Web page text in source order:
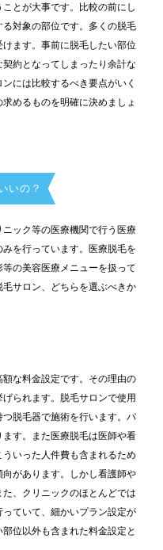
とが大事です。比較の前にし
対象の部位です。多くの脱毛
ます。事前に脱毛したい部位
約となってしまったり余計な
には比較するべき要点がいく
めるものを明確に決めましょ
いの？
ック等の医療機関で行う医療
を行っています。医療脱毛を
の美容医療メニューを扱って
サロン、どちらを選ぶべきか
な料金設定です。その理由の
られます。脱毛サロンで使用
脱毛器で施術を行います。パ
す。また医療脱毛は医師や看
いった人件費も含まれるため
があります。しかし看護師や
、クリニックのほとんどでは
ていて、細かいプラン設定が
位以外も含まれた料金設定と